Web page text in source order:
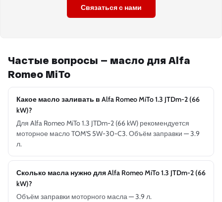
Связаться с нами
Частые вопросы — масло для Alfa
Romeo MiTo
Какое масло заливать в Alfa Romeo MiTo 1.3 JTDm-2 (66
kW)?
Для Alfa Romeo MiTo 1.3 JTDm-2 (66 kW) рекомендуется
моторное масло TOM'S 5W-30-C3. Объём заправки — 3.9
л.
Сколько масла нужно для Alfa Romeo MiTo 1.3 JTDm-2 (66
kW)?
Объём заправки моторного масла — 3.9 л.